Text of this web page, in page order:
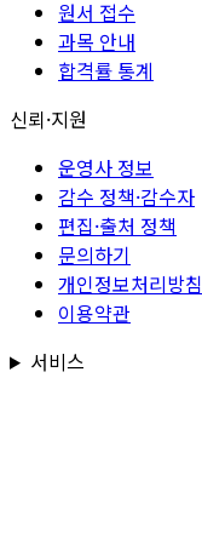
원서 접수
과목 안내
합격률 통계
신뢰·지원
운영사 정보
감수 정책·감수자
편집·출처 정책
문의하기
개인정보처리방침
이용약관
서비스